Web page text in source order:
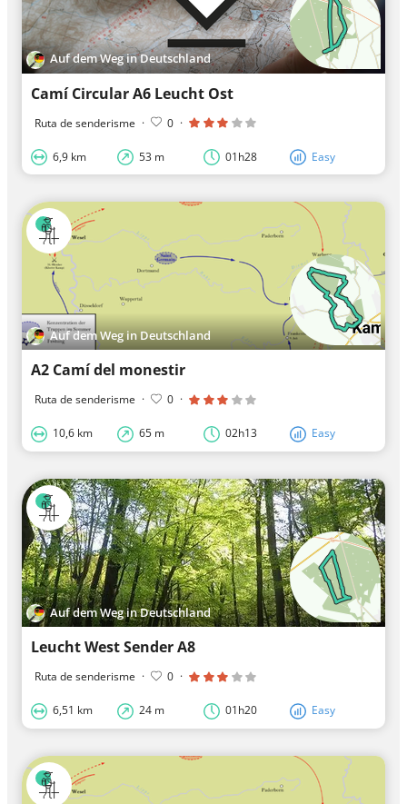
Auf dem Weg in Deutschland
Camí Circular A6 Leucht Ost
Ruta de senderisme · 0 ·
6,9 km 53 m 01h28 Easy
Auf dem Weg in Deutschland
A2 Camí del monestir
Ruta de senderisme · 0 ·
10,6 km 65 m 02h13 Easy
Auf dem Weg in Deutschland
Leucht West Sender A8
Ruta de senderisme · 0 ·
6,51 km 24 m 01h20 Easy